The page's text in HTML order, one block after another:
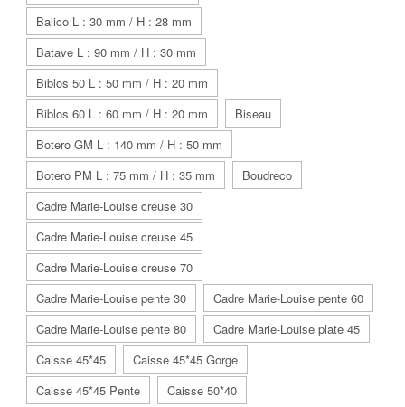
Balico L : 30 mm / H : 28 mm
Batave L : 90 mm / H : 30 mm
Biblos 50 L : 50 mm / H : 20 mm
Biblos 60 L : 60 mm / H : 20 mm
Biseau
Botero GM L : 140 mm / H : 50 mm
Botero PM L : 75 mm / H : 35 mm
Boudreco
Cadre Marie-Louise creuse 30
Cadre Marie-Louise creuse 45
Cadre Marie-Louise creuse 70
Cadre Marie-Louise pente 30
Cadre Marie-Louise pente 60
Cadre Marie-Louise pente 80
Cadre Marie-Louise plate 45
Caisse 45*45
Caisse 45*45 Gorge
Caisse 45*45 Pente
Caisse 50*40